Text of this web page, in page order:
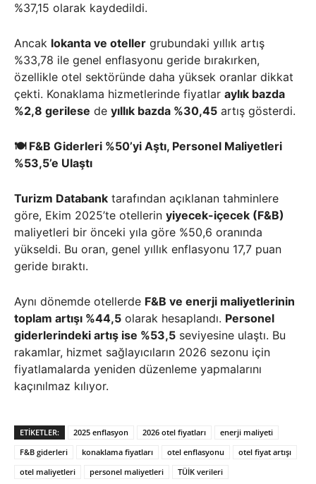
%37,15 olarak kaydedildi.
Ancak lokanta ve oteller grubundaki yıllık artış
%33,78 ile genel enflasyonu geride bırakırken,
özellikle otel sektöründe daha yüksek oranlar dikkat
çekti. Konaklama hizmetlerinde fiyatlar aylık bazda
%2,8 gerilese de yıllık bazda %30,45 artış gösterdi.
🍽️ F&B Giderleri %50’yi Aştı, Personel Maliyetleri
%53,5’e Ulaştı
Turizm Databank tarafından açıklanan tahminlere
göre, Ekim 2025’te otellerin yiyecek-içecek (F&B)
maliyetleri bir önceki yıla göre %50,6 oranında
yükseldi. Bu oran, genel yıllık enflasyonu 17,7 puan
geride bıraktı.
Aynı dönemde otellerde F&B ve enerji maliyetlerinin
toplam artışı %44,5 olarak hesaplandı. Personel
giderlerindeki artış ise %53,5 seviyesine ulaştı. Bu
rakamlar, hizmet sağlayıcıların 2026 sezonu için
fiyatlamalarda yeniden düzenleme yapmalarını
kaçınılmaz kılıyor.
ETIKETLER: 2025 enflasyon 2026 otel fiyatları
enerji maliyeti
F&B giderleri
konaklama fiyatları otel enflasyonu
otel fiyat artışı
otel maliyetleri
personel maliyetleri TÜİK verileri